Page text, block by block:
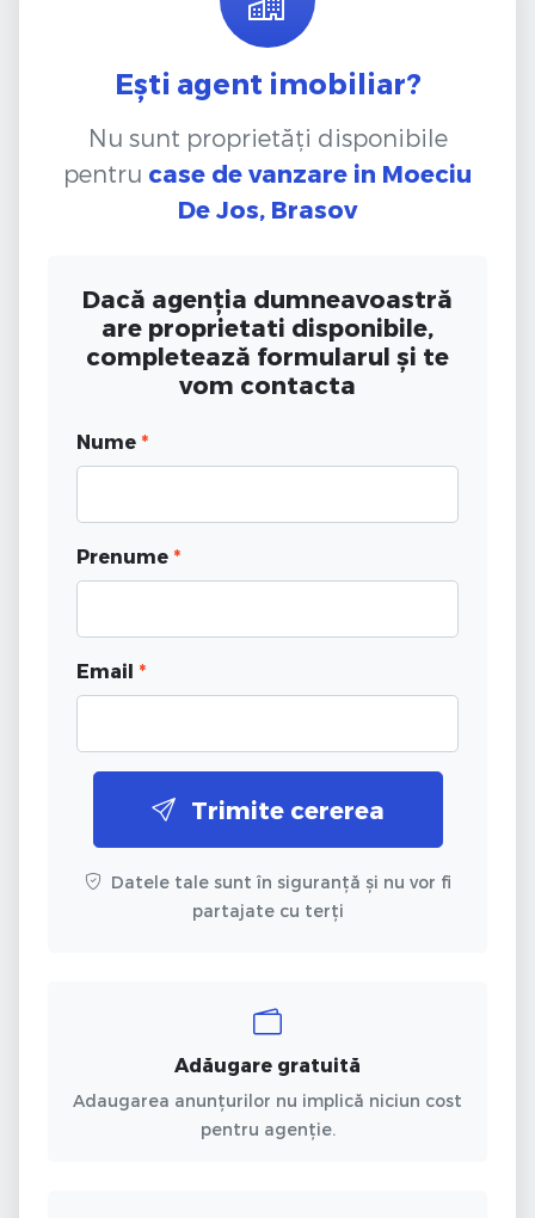
Ești agent imobiliar?
Nu sunt proprietăți disponibile
pentru case de vanzare in Moeciu
De Jos, Brasov
Dacă agenția dumneavoastră
are proprietati disponibile,
completează formularul și te
vom contacta
Nume *
Prenume *
Email *
Trimite cererea
Datele tale sunt în siguranță și nu vor fi
partajate cu terți
Adăugare gratuită
Adaugarea anunțurilor nu implică niciun cost
pentru agenție.